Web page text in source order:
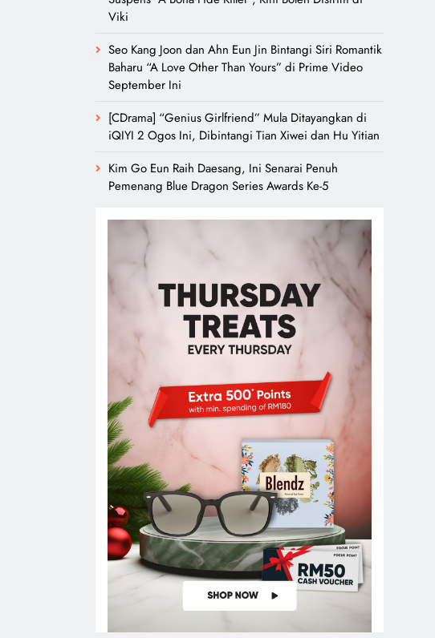
Viki
Seo Kang Joon dan Ahn Eun Jin Bintangi Siri Romantik
Baharu “A Love Other Than Yours” di Prime Video
September Ini
[CDrama] “Genius Girlfriend” Mula Ditayangkan di
iQIYI 2 Ogos Ini, Dibintangi Tian Xiwei dan Hu Yitian
Kim Go Eun Raih Daesang, Ini Senarai Penuh
Pemenang Blue Dragon Series Awards Ke-5